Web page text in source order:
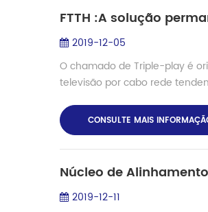
FTTH :A solução
2019-12-05
O chamado de Triple-play é
televisão por cabo rede
CONSULTE MAIS
Núcleo de
2019-12-11